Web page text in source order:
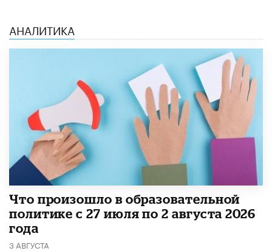
АНАЛИТИКА
​Что произошло в образовательной
политике с 27 июля по 2 августа 2026
года
3 АВГУСТА